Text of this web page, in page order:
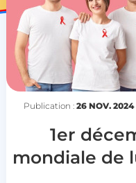
Publication : 26 NOV. 2024
1er
mondiale de